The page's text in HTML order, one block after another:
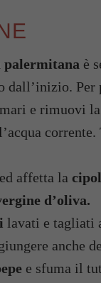
è
dall’inizio. Per
e rimuovi
affetta la
d’oliva.
lavati e tagliati
anche
e sfuma il